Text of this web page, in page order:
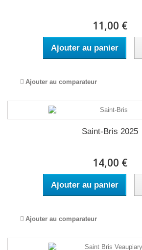
11,00 €
Ajouter au panier
Ajouter au comparateur
Saint-Bris 2025
14,00 €
Ajouter au panier
Ajouter au comparateur